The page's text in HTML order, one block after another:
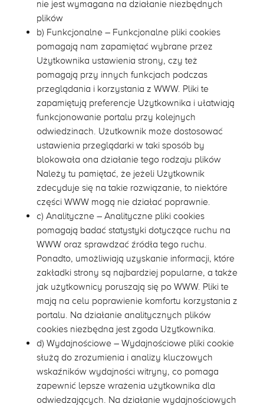
nie jest wymagana na działanie niezbędnych
plików
b) Funkcjonalne – Funkcjonalne pliki cookies
pomagają nam zapamiętać wybrane przez
Użytkownika ustawienia strony, czy też
pomagają przy innych funkcjach podczas
przeglądania i korzystania z WWW. Pliki te
zapamiętują preferencje Użytkownika i ułatwiają
funkcjonowanie portalu przy kolejnych
odwiedzinach. Użutkownik może dostosować
ustawienia przeglądarki w taki sposób by
blokowała ona działanie tego rodzaju plików
Należy tu pamiętać, że jeżeli Użytkownik
zdecyduje się na takie rozwiązanie, to niektóre
części WWW mogą nie działać poprawnie.
c) Analityczne – Analityczne pliki cookies
pomagają badać statystyki dotyczące ruchu na
WWW oraz sprawdzać źródła tego ruchu.
Ponadto, umożliwiają uzyskanie informacji, które
zakładki strony są najbardziej popularne, a także
jak użytkownicy poruszają się po WWW. Pliki te
mają na celu poprawienie komfortu korzystania z
portalu. Na działanie analitycznych plików
cookies niezbędna jest zgoda Użytkownika.
d) Wydajnościowe – Wydajnościowe pliki cookie
służą do zrozumienia i analizy kluczowych
wskaźników wydajności witryny, co pomaga
zapewnić lepsze wrażenia użytkownika dla
odwiedzających. Na działanie wydajnościowych